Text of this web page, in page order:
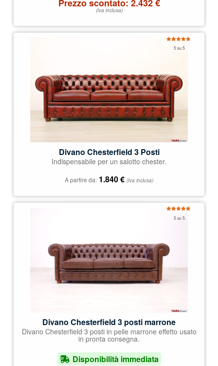
Prezzo scontato: 2.432€
(Iva inclusa)
5 su 5
Divano Chesterfield 3 Posti
Indispensabile per un salotto chester.
A partire da: 1.840€ (Iva inclusa)
5 su 5
Divano Chesterfield 3 posti marrone
Divano Chesterfield 3 posti in pelle marrone effetto usato
in pronta consegna.
Disponibilità immediata